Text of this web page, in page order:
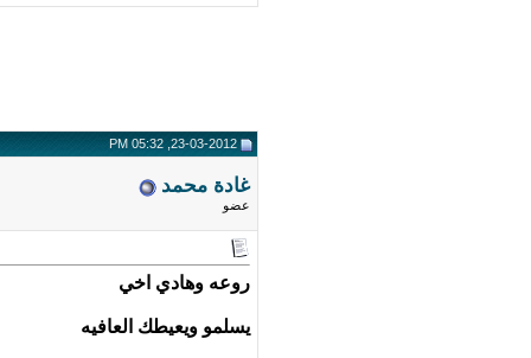
غادة محمد
عضو
روعه وهادي اخي
يسلمو ويعيطك العافيه